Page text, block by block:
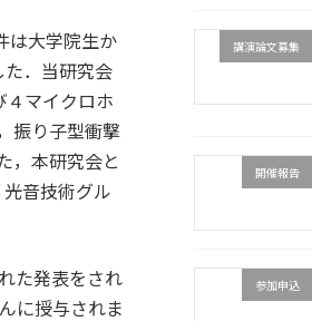
は大学院生か
た．当研究会
4 マイクロホ
振り子型衝撃
，本研究会と
音技術グル
た発表をされ
に授与されま
講演論文募集
開催報告
参加申込